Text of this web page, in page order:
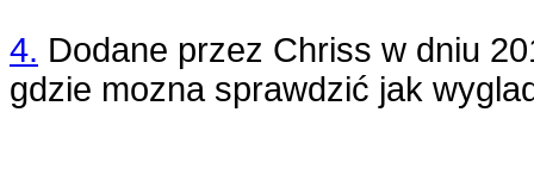
4. Dodane przez Chriss w dniu
gdzie mozna sprawdzić jak